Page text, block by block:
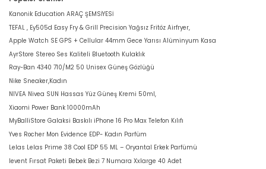
Kanonik Education ARAÇ ŞEMSİYESİ
TEFAL , Ey505d Easy Fry & Grill Precision Yağsız Fritöz Airfryer,
Apple Watch SE GPS + Cellular 44mm Gece Yarısı Alüminyum Kasa
AyrStore Stereo Ses Kaliteli Bluetooth Kulaklık
Ray-Ban 4340 710/M2 50 Unisex Güneş Gözlüğü
Nike Sneaker,Kadın
NIVEA Nivea SUN Hassas Yüz Güneş Kremi 50ml,
Xiaomi Power Bank 10000mAh
MyBalliStore Galaksi Baskılı iPhone 16 Pro Max Telefon Kılıfı
Yves Rocher Mon Evidence EDP- Kadın Parfüm
Lelas Lelas Prime 38 Cool EDP 55 ML – Oryantal Erkek Parfümü
levent Fırsat Paketi Bebek Bezi 7 Numara Xxlarge 40 Adet